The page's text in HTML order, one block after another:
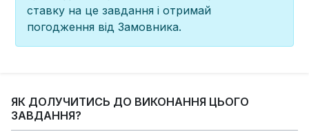
ставку на це завдання і отримай
погодження від Замовника.
ЯК ДОЛУЧИТИСЬ ДО ВИКОНАННЯ ЦЬОГО
ЗАВДАННЯ?